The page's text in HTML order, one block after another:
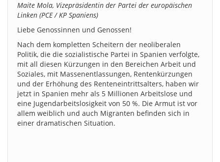
Maite Mola, Vizepräsidentin der Partei der europäischen
Linken (PCE / KP Spaniens)
Liebe Genossinnen und Genossen!
Nach dem kompletten Scheitern der neoliberalen
Politik, die die sozialistische Partei in Spanien verfolgte,
mit all diesen Kürzungen in den Bereichen Arbeit und
Soziales, mit Massenentlassungen, Rentenkürzungen
und der Erhöhung des Renteneintrittsalters, haben wir
jetzt in Spanien mehr als 5 Millionen Arbeitslose und
eine Jugendarbeitslosigkeit von 50 %. Die Armut ist vor
allem weiblich und auch Migranten befinden sich in
einer dramatischen Situation.